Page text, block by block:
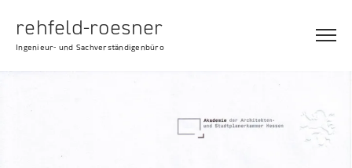
rehfeld-roesner
Ingenieur- und Sachverständigenbüro